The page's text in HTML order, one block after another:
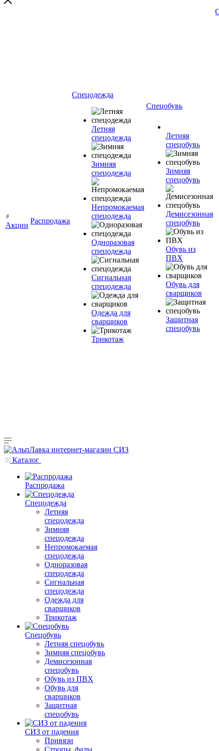
Акции
Распродажа
Спецодежда
Летняя
спецодежда
Зимняя
спецодежда
Непромокаемая
спецодежда
Одноразовая
спецодежда
Сигнальная
спецодежда
Одежда для
сварщиков
Трикотаж
Спецобувь
Летняя
спецобувь
Зимняя
спецобувь
Демисезонная
спецобувь
Обувь из
ПВХ
Обувь для
сварщиков
Защитная
спецобувь
Каталог
Распродажа
Спецодежда
Летняя
спецодежда
Зимняя
спецодежда
Непромокаемая
спецодежда
Одноразовая
спецодежда
Сигнальная
спецодежда
Одежда для
сварщиков
Трикотаж
Спецобувь
Летняя спецобувь
Зимняя спецобувь
Демисезонная
спецобувь
Обувь из ПВХ
Обувь для
сварщиков
Защитная
спецобувь
СИЗ от падения
Привязи
Стропы, фалы,